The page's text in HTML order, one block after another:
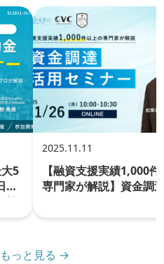
5
診
施
建
2025.11.11
【融資支援実績1,000
専門家が解説】資金調
っと見る →